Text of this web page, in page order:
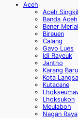
Aceh
Aceh Singkil
Banda Aceh
Bener
Bireuen
Calang
Gayo Lues
Idi Rayeuk
Jantho
Karang Baru
Kota Langsa
Kutacane
Lhoksukon
Meulaboh
Nagan Raya